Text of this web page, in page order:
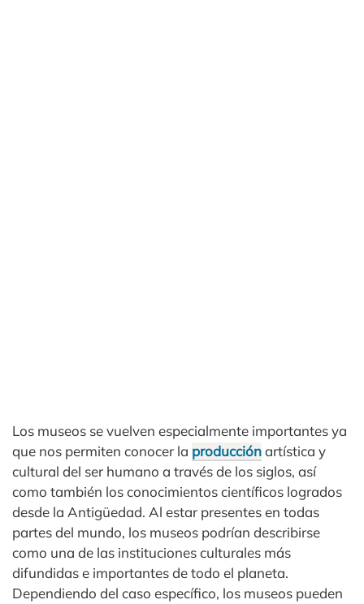
Los museos se vuelven especialmente importantes ya
que nos permiten conocer la producciónartística y
cultural del ser humano a través de los siglos, así
como también los conocimientos científicos logrados
desde la Antigüedad. Al estar presentes en todas
partes del mundo, los museos podrían describirse
como una de las instituciones culturales más
difundidas e importantes de todo el planeta.
Dependiendo del caso específico, los museos pueden